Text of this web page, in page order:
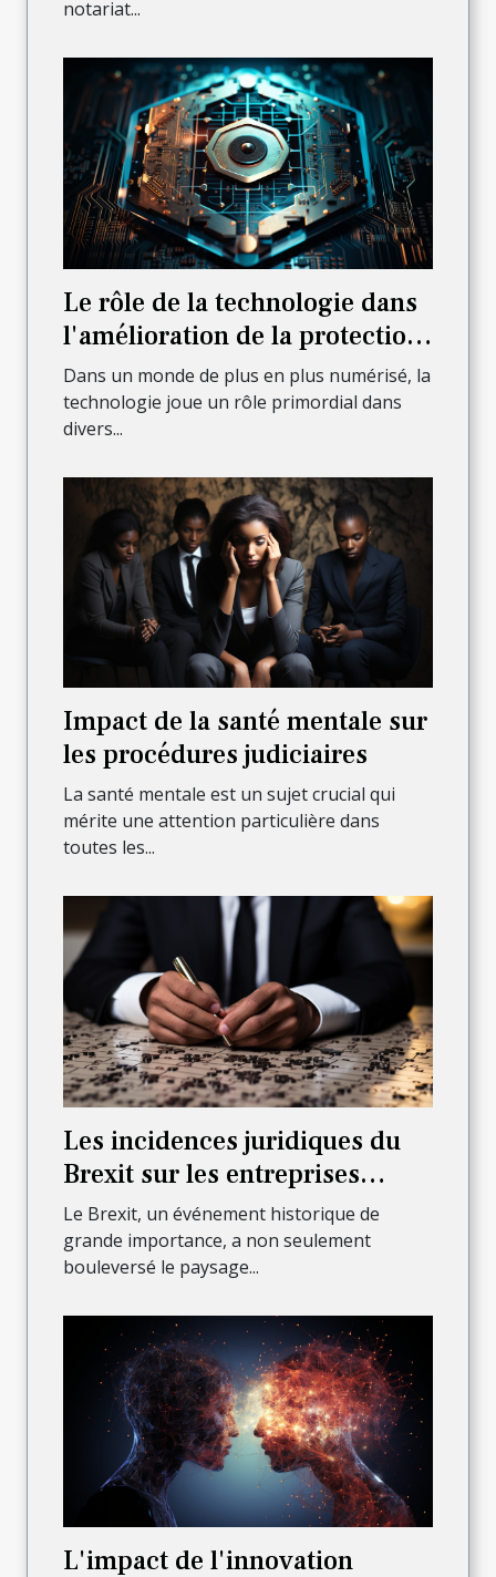
notariat...
Le rôle de la technologie dans
l'amélioration de la protection
juridique
Dans un monde de plus en plus numérisé, la
technologie joue un rôle primordial dans
divers...
Impact de la santé mentale sur
les procédures judiciaires
La santé mentale est un sujet crucial qui
mérite une attention particulière dans
toutes les...
Les incidences juridiques du
Brexit sur les entreprises
françaises
Le Brexit, un événement historique de
grande importance, a non seulement
bouleversé le paysage...
L'impact de l'innovation